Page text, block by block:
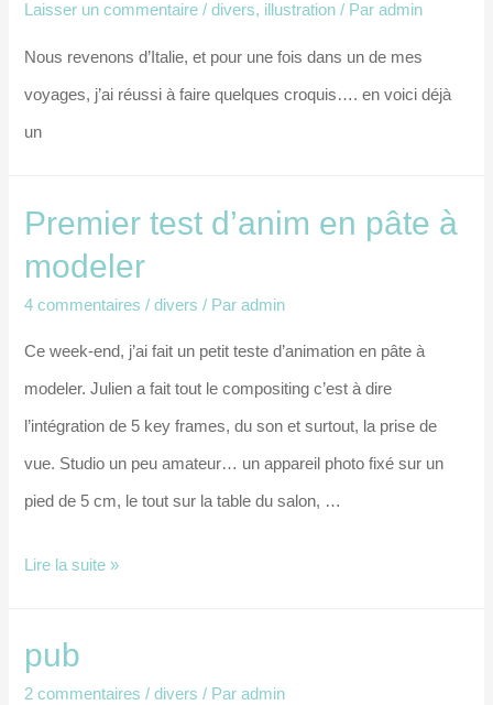
Laisser un commentaire /divers, illustration / Paradmin
Nous revenons d’Italie, et pour une fois dans un de mes
voyages, j’ai réussi à faire quelques croquis…. en voici déjà
un
Premier test d’anim en pâte à
modeler
4 commentaires /divers / Paradmin
Ce week-end, j’ai fait un petit teste d’animation en pâte à
modeler. Julien a fait tout le compositing c’est à dire
l’intégration de 5 key frames, du son et surtout, la prise de
vue. Studio un peu amateur… un appareil photo fixé sur un
pied de 5 cm, le tout sur la table du salon, …
Premier
d’anim
en
Lire la suite »
pub
2 commentaires /divers / Paradmin